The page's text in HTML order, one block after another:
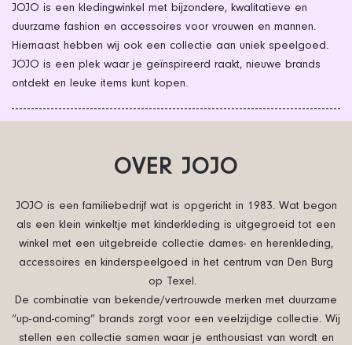
JOJO is een kledingwinkel met bijzondere, kwalitatieve en
duurzame fashion en accessoires voor vrouwen en mannen.
Hiernaast hebben wij ook een collectie aan uniek speelgoed.
JOJO is een plek waar je geïnspireerd raakt, nieuwe brands
ontdekt en leuke items kunt kopen.
OVER JOJO
JOJO is een familiebedrijf wat is opgericht in 1983. Wat begon
als een klein winkeltje met kinderkleding is uitgegroeid tot een
winkel met een uitgebreide collectie dames- en herenkleding,
accessoires en kinderspeelgoed in het centrum van Den Burg
op Texel.
De combinatie van bekende/vertrouwde merken met duurzame
“up-and-coming” brands zorgt voor een veelzijdige collectie. Wij
stellen een collectie samen waar je enthousiast van wordt en